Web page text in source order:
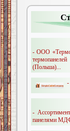
- ООО
(Польша)...
-
-
панелями